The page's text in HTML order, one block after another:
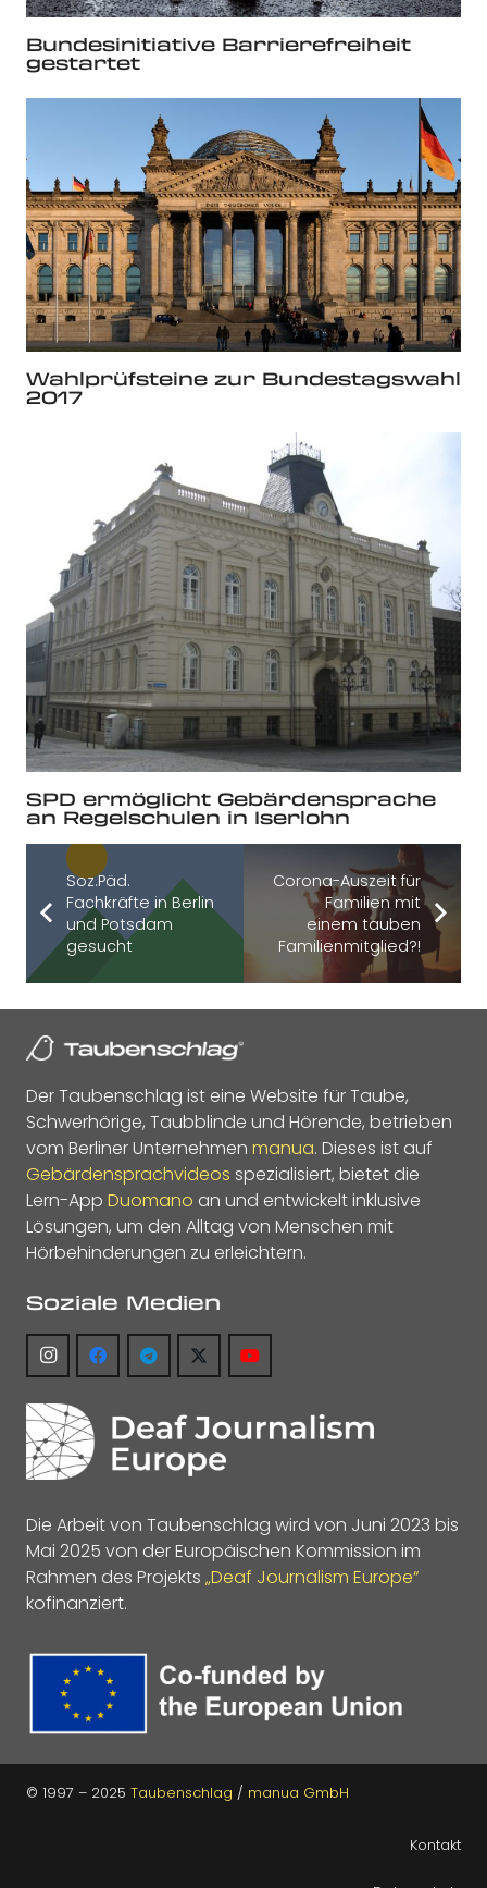
Bundesinitiative Barrierefreiheit
gestartet
Wahlprüfsteine zur Bundestagswahl
2017
SPD ermöglicht Gebärdensprache
an Regelschulen in Iserlohn
Soz.Päd.
Fachkräfte in Berlin
und Potsdam
gesucht
Corona-Auszeit für
Familien mit
einem tauben
Familienmitglied?!
Der Taubenschlag ist eine Website für Taube,
Schwerhörige, Taubblinde und Hörende, betrieben
vom Berliner Unternehmen manua. Dieses ist auf
Gebärdensprachvideos spezialisiert, bietet die
Lern-App Duomano an und entwickelt inklusive
Lösungen, um den Alltag von Menschen mit
Hörbehinderungen zu erleichtern.
Soziale Medien
Die Arbeit von Taubenschlag wird von Juni 2023 bis
Mai 2025 von der Europäischen Kommission im
Rahmen des Projekts „Deaf Journalism Europe“
kofinanziert.
© 1997 – 2025 Taubenschlag / manua GmbH
Kontakt